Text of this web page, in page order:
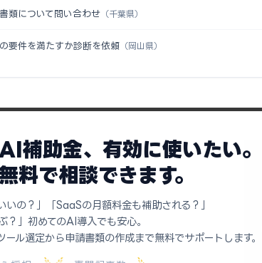
類について問い合わせ （千葉県）
要件を満たすか診断を依頼 （岡山県）
AI補助金、有効に使いたい。
料で相談できます。
いの？」「SaaSの月額料金も補助される？」
？」初めてのAI導入でも安心。
ル選定から申請書類の作成まで無料でサポートします。